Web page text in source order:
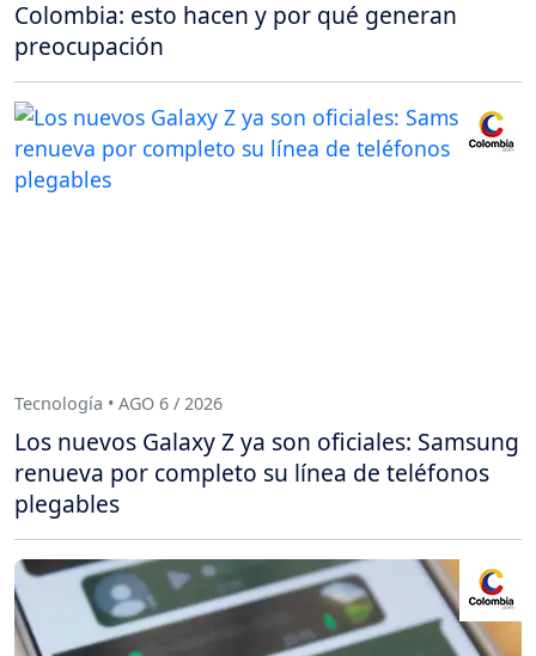
Colombia: esto hacen y por qué generan
preocupación
Tecnología • AGO 6 / 2026
Los nuevos Galaxy Z ya son oficiales: Samsung
renueva por completo su línea de teléfonos
plegables